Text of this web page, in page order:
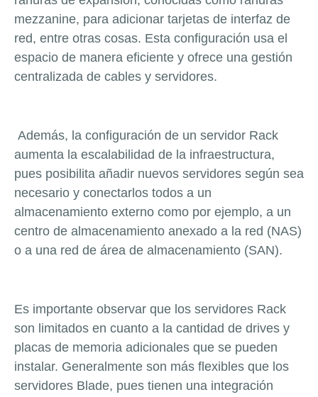
mezzanine, para adicionar tarjetas de interfaz de
red, entre otras cosas. Esta configuración usa el
espacio de manera eficiente y ofrece una gestión
centralizada de cables y servidores.
Además, la configuración de un servidor Rack
aumenta la escalabilidad de la infraestructura,
pues posibilita añadir nuevos servidores según sea
necesario y conectarlos todos a un
almacenamiento externo como por ejemplo, a un
centro de almacenamiento anexado a la red (NAS)
o a una red de área de almacenamiento (SAN).
Es importante observar que los servidores Rack
son limitados en cuanto a la cantidad de drives y
placas de memoria adicionales que se pueden
instalar. Generalmente son más flexibles que los
servidores Blade, pues tienen una integración